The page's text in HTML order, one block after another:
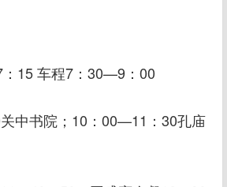
15 车程7：30—9：00
中书院；10：00—11：30孔庙